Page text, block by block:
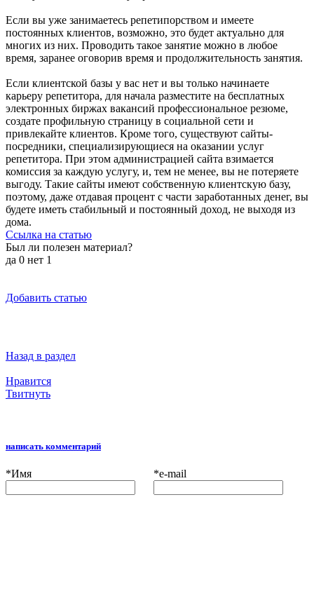
Если вы уже занимаетесь репетипорством и имеете
постоянных клиентов, возможно, это будет актуально для
многих из них. Проводить такое занятие можно в любое
время, заранее оговорив время и продолжительность занятия.
Если клиентской базы у вас нет и вы только начинаете
карьеру репетитора, для начала разместите на бесплатных
электронных биржах вакансий профессиональное резюме,
создате профильную страницу в социальной сети и
привлекайте клиентов. Кроме того, существуют сайты-
посредники, специализирующиеся на оказании услуг
репетитора. При этом администрацией сайта взимается
комиссия за каждую услугу, и, тем не менее, вы не потеряете
выгоду. Такие сайты имеют собственную клиентскую базу,
поэтому, даже отдавая процент с части заработанных денег, вы
будете иметь стабильный и постоянный доход, не выходя из
дома.
Ссылка на статью
Был ли полезен материал?
да 0 нет 1
Добавить статью
Назад в раздел
Нравится
Твитнуть
написать комментарий
*Имя *e-mail